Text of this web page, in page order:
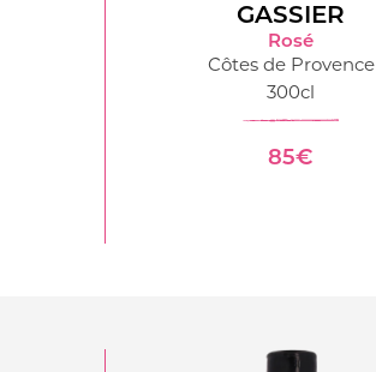
GASSIER
Rosé
Côtes de Provence
300cl
85€